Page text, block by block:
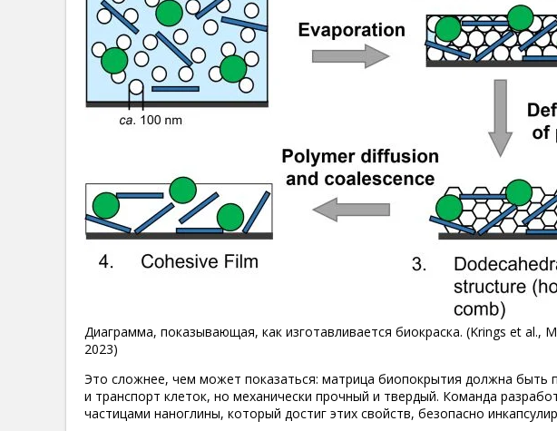
Диаграмма, показывающая, как изготавливается биокраска. (Krings et al.,
2023)
Это сложнее, чем может показаться: матрица биопокрытия должна быть
и транспорт клеток, но механически прочный и твердый. Команда
частицами наноглины, который достиг этих свойств, безопасно